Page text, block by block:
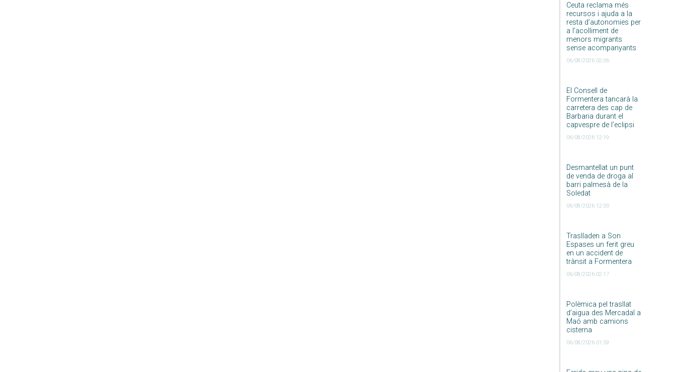
Ceuta reclama més
recursos i ajuda a la
resta d’autonomies per
a l’acolliment de
menors migrants
sense acompanyants
06/08/2026 02:06
El Consell de
Formentera tancarà la
carretera des cap de
Barbaria durant el
capvespre de l’eclipsi
06/08/2026 12:19
Desmantellat un punt
de venda de droga al
barri palmesà de la
Soledat
06/08/2026 12:00
Traslladen a Son
Espases un ferit greu
en un accident de
trànsit a Formentera
06/08/2026 02:17
Polèmica pel trasllat
d’aigua des Mercadal a
Maó amb camions
cisterna
06/08/2026 01:59